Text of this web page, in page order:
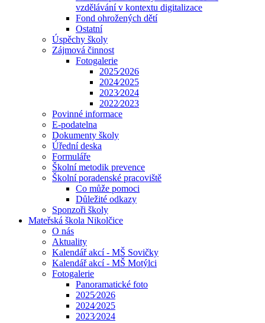
vzdělávání v kontextu digitalizace
Fond ohrožených dětí
Ostatní
Úspěchy školy
Zájmová činnost
Fotogalerie
2025⁄2026
2024⁄2025
2023⁄2024
2022⁄2023
Povinné informace
E-podatelna
Dokumenty školy
Úřední deska
Formuláře
Školní metodik prevence
Školní poradenské pracoviště
Co může pomoci
Důležité odkazy
Sponzoři školy
Mateřská škola Nikolčice
O nás
Aktuality
Kalendář akcí - MŠ Sovičky
Kalendář akcí - MŠ Motýlci
Fotogalerie
Panoramatické foto
2025⁄2026
2024⁄2025
2023⁄2024